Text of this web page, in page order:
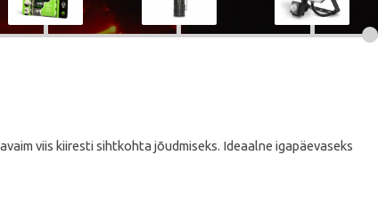
viis kiiresti sihtkohta jõudmiseks. Ideaalne igapäevaseks